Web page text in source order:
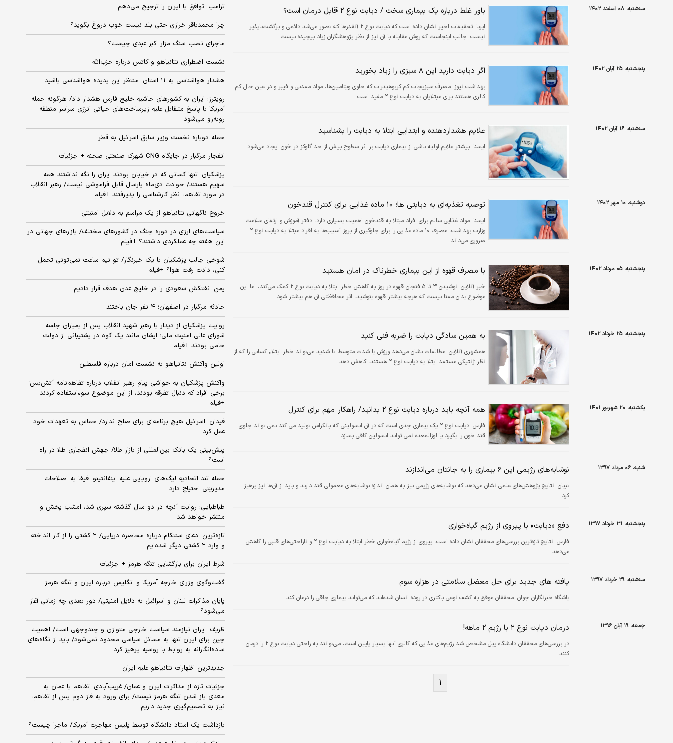
سه‌شنبه، ۰۸ اسفند ۱۴۰۲ باور غلط درباره یک بیماری سخت / دیابت نوع ۲ قابل درمان است؟
ایرنا:
تحقیقات اخیر نشان داده است که دیابت نوع ۲ آنقدرها که تصور می‌شد دائمی و برگشت‌ناپذیر
نیست. جالب اینجاست که روش مقابله با آن نیز از نظر پژوهشگران زیاد پیچیده نیست.
پنجشنبه، ۲۵ آبان ۱۴۰۲ اگر دیابت دارید این ۸ سبزی را زیاد بخورید
بهداشت نیوز: مصرف سبزیجات کم کربوهیدرات که حاوی ویتامین‌ها، مواد معدنی و فیبر و در عین حال کم
کالری هستند برای مبتلایان به دیابت نوع ۲ مفید است.
سه‌شنبه، ۱۶ آبان ۱۴۰۲ علایم هشداردهنده و ابتدایی ابتلا به دیابت را بشناسید
ایسنا: بیشتر علایم اولیه ناشی از بیماری دیابت بر اثر سطوح بیش از حد گلوکز در خون ایجاد می‌شود.
دوشنبه، ۱۰ مهر ۱۴۰۲ توصیه تغذیه‌ای به دیابتی ها؛ ۱۰ ماده غذایی برای کنترل قندخون
ایسنا:
مواد غذایی سالم برای افراد مبتلا به قندخون اهمیت بسیاری دارد، دفتر آموزش و ارتقای سلامت
وزارت بهداشت، مصرف ۱۰ ماده غذایی را برای جلوگیری از بروز آسیب‌ها به افراد مبتلا به دیابت نوع ۲
ضروری می‌داند.
پنجشنبه، ۰۵ مرداد ۱۴۰۲ با مصرف قهوه از این بیماری خطرناک در امان هستید
خبر آنلاین:
نوشیدن ۳ تا ۵ فنجان قهوه در روز به کاهش خطر ابتلا به دیابت نوع ۲ کمک می‌کند، اما این
موضوع بدان معنا نیست که هرچه بیشتر قهوه بنوشید، اثر محافظتی آن هم بیشتر شود.
پنجشنبه، ۲۵ خرداد ۱۴۰۲ به همین سادگی دیابت را ضربه فنی کنید
همشهری آنلاین: مطالعات نشان می‌دهد ورزش با شدت متوسط تا شدید می‌تواند خطر ابتلاء کسانی را که از
نظر ژنتیکی مستعد ابتلا به دیابت نوع ۲ هستند، کاهش دهد.
یکشنبه، ۲۰ شهریور ۱۴۰۱ همه آنچه باید درباره دیابت نوع ۲ بدانید/ راهکار مهم برای کنترل
فارس:
دیابت نوع ۲ یک بیماری جدی است که در آن انسولینی که پانکراس تولید می کند نمی تواند جلوی
قند خون را بگیرد یا لوزالمعده نمی تواند انسولین کافی بسازد.
شنبه، ۰۶ مرداد ۱۳۹۷ نوشابه‌های رژیمی این ۶ بیماری را به جانتان می‌اندازند
تبیان: نتایج پژوهش‌های علمی نشان می‌دهد که نوشابه‌های رژیمی نیز به همان اندازه نوشابه‌های معمولی قند دارند و باید از آن‌ها نیز پرهیز
کرد.
پنجشنبه، ۳۱ خرداد ۱۳۹۷ دفع «دیابت» با پیروی از رژیم گیاه‌خواری
فارس:
نتایج تازه‌ترین بررسی‌های محققان نشان داده است، پیروی از رژیم گیاه‌خواری خطر ابتلا به دیابت نوع ۲ و ناراحتی‌های قلبی را کاهش
می‌دهد.
سه‌شنبه، ۲۹ خرداد ۱۳۹۷ یافته های جدید برای حل معضل سلامتی در هزاره سوم
باشگاه خبرنگاران جوان: محققان موفق به کشف نوعی باکتری در روده انسان شده‌اند که می‌تواند بیماری چاقی را درمان کند.
جمعه، ۱۹ آبان ۱۳۹۶ درمان دیابت نوع ۲ با رژیم ۲ ماهه!
در بررسی‌های محققان دانشگاه ییل مشخص شد رژیم‌های غذایی که کالری آنها بسیار پایین است، می‌توانند به راحتی دیابت نوع ۲ را درمان
کنند.
۱
ترامپ: توافق با ایران را ترجیح می‌دهم
چرا محمدباقر خرازی حتی بلد نیست خوب دروغ بگوید؟
ماجرای نصب سنگ مزار اکبر عبدی چیست؟
نشست اضطراری نتانیاهو و کاتس درباره حزب‌الله
هشدار هواشناسی به ۱۱ استان؛ منتظر این پدیده هواشناسی باشید
رویترز: ایران به کشورهای حاشیه خلیج فارس هشدار داد/ هرگونه حمله
آمریکا با پاسخ متقابل علیه زیرساخت‌های حیاتی انرژی سراسر منطقه
روبه‌رو می‌شود
حمله دوباره نخست وزیر سابق اسرائیل به قطر
انفجار مرگبار در جایگاه CNG شهرک صنعتی صحنه + جزئیات
پزشکیان: تنها کسانی که در خیابان بودند ایران را نگه نداشتند همه
سهیم هستند/ حوادث دی‌ماه پارسال قابل فراموشی نیست/ رهبر انقلاب
در مورد تفاهم، نظر کارشناسی را پذیرفتند +فیلم
خروج ناگهانی نتانیاهو از یک مراسم به دلایل امنیتی
سیاست‌های ارزی در دوره جنگ در کشورهای مختلف/ بازارهای جهانی در
این هفته چه عملکردی داشتند؟ +فیلم
شوخی جالب پزشکیان با یک خبرنگار/ تو نیم ساعت نمی‌تونی تحمل
کنی، دادِت رفت هوا؟ +فیلم
یمن: نفتکش سعودی را در خلیج عدن هدف قرار دادیم
حادثه مرگبار در اصفهان؛ ۴ نفر جان باختند
روایت پزشکیان از دیدار با رهبر شهید انقلاب پس از بمباران جلسه
شورای عالی امنیت ملی؛ ایشان مانند یک کوه در پشتیبانی از دولت
حامی بودند +فیلم
اولین واکنش نتانیاهو به نشست امان درباره فلسطین
واکنش پزشکیان به حواشی پیام رهبر انقلاب درباره تفاهم‌نامه آتش‌بس؛
برخی افراد که دنبال تفرقه بودند، از این موضوع سوءاستفاده کردند
+فیلم
فیدان: اسرائیل هیچ برنامه‌ای برای صلح ندارد/ حماس به تعهدات خود
عمل کرد
پیش‌بینی یک بانک بین‌المللی از بازار طلا/ جهش انفجاری طلا در راه
است؟
حمله تند اتحادیه لیگ‌های اروپایی علیه اینفانتینو: فیفا به اصلاحات
مدیریتی احتیاج دارد
طباطبایی: روایت آنچه در دو سال گذشته سپری شد، امشب پخش و
منتشر خواهد شد
تازه‌ترین ادعای سنتکام درباره محاصره دریایی/ ۲ کشتی را از کار انداخته
و وارد ۲ کشتی دیگر شده‌ایم
شرط ایران برای بازگشایی تنگه هرمز + جزئیات
گفت‌وگوی وزرای خارجه آمریکا و انگلیس درباره ایران و تنگه هرمز
پایان مذاکرات لبنان و اسرائیل به دلایل امنیتی/ دور بعدی چه زمانی آغاز
می‌شود؟
ظریف: ایران نیازمند سیاست خارجی متوازن و چندوجهی است/ اهمیت
چین برای ایران تنها به مسائل سیاسی محدود نمی‌شود/ باید از نگاه‌های
ساده‌انگارانه به روابط با روسیه پرهیز کرد
جدیدترین اظهارات نتانیاهو علیه ایران
جزئیات تازه از مذاکرات ایران و عمان/ غریب‌آبادی: تفاهم با عمان به
معنای باز شدن تنگه هرمز نیست/ برای ورود به فاز دوم پس از تفاهم،
نیاز به تصمیم‌گیری جدید داریم
بازداشت یک استاد دانشگاه توسط پلیس مهاجرت آمریکا/ ماجرا چیست؟